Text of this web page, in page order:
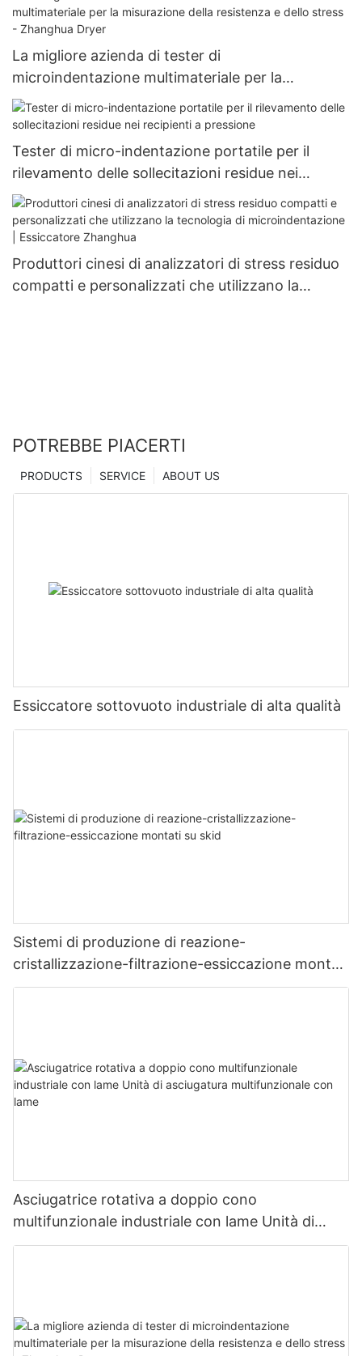
La migliore azienda di tester di
microindentazione multimateriale per la
misurazione della resistenza e dello stress -
Zhanghua Dryer
Tester di micro-indentazione portatile per il
rilevamento delle sollecitazioni residue nei
recipienti a pressione
Produttori cinesi di analizzatori di stress residuo
compatti e personalizzati che utilizzano la
POTREBBE PIACERTI
ABOUT US
SERVICE
PRODUCTS
Essiccatore sottovuoto industriale di alta qualità
Sistemi di produzione di reazione-
cristallizzazione-filtrazione-essiccazione montati
su skid
Asciugatrice rotativa a doppio cono
multifunzionale industriale con lame Unità di
asciugatura multifunzionale con lame